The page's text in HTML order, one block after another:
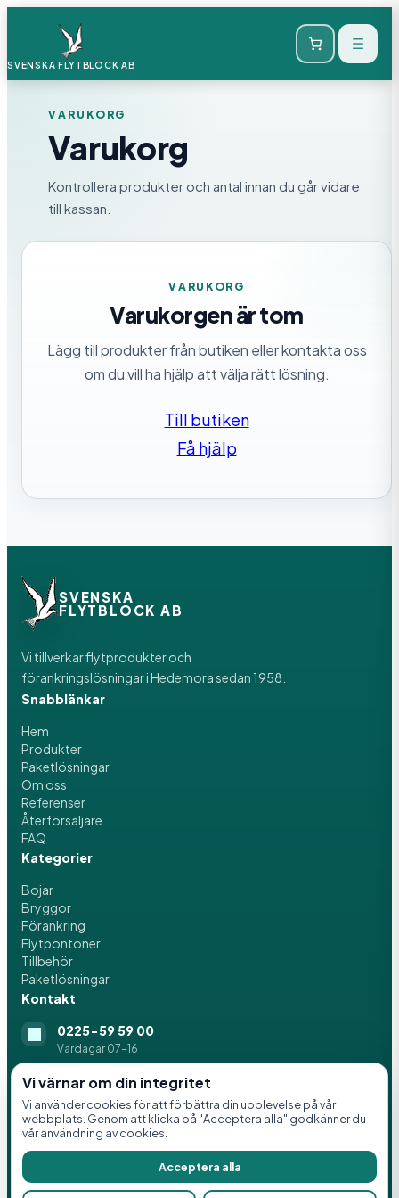
Vi värnar om din integritet
Vi använder cookies för att förbättra din upplevelse på vår
webbplats. Genom att klicka på "Acceptera alla" godkänner du
vår användning av cookies.
Acceptera alla
SVENSKA FLYTBLOCK AB
VARUKORG
Varukorg
Kontrollera produkter och antal innan du går vidare
till kassan.
VARUKORG
Varukorgen är tom
Lägg till produkter från butiken eller kontakta oss
om du vill ha hjälp att välja rätt lösning.
Till butiken
Få hjälp
SVENSKA
FLYTBLOCK AB
Vi tillverkar flytprodukter och
förankringslösningar i Hedemora sedan 1958.
Snabblänkar
Hem
Produkter
Paketlösningar
Om oss
Referenser
Återförsäljare
FAQ
Kategorier
Bojar
Bryggor
Förankring
Flytpontoner
Tillbehör
Paketlösningar
Kontakt
0225-59 59 00
Vardagar 07-16
info@svenskaflytblock.se
Idrottsvägen 8, 776 21 Hedemora
© 2026 Svenska Flytblock AB. Alla rättigheter förbehållna.